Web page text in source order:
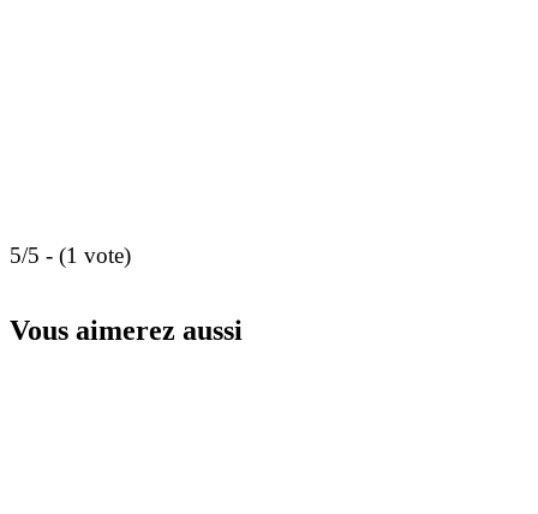
5/5 - (1 vote)
Vous aimerez aussi